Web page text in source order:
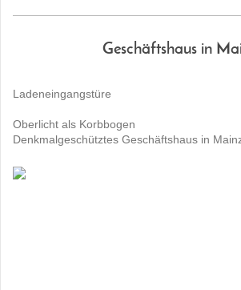
Geschäftshaus in
Ladeneingangstüre
Oberlicht als Korbbogen
Denkmalgeschütztes Geschäftshaus in